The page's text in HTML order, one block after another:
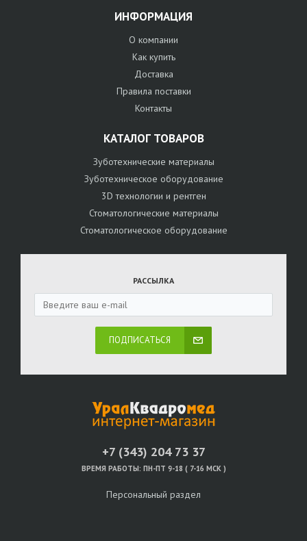
ИНФОРМАЦИЯ
О компании
Как купить
Доставка
Правила поставки
Контакты
КАТАЛОГ ТОВАРОВ
Зуботехнические материалы
Зуботехническое оборудование
3D технологии и рентген
Стоматологические материалы
Стоматологическое оборудование
РАССЫЛКА
ПОДПИСАТЬСЯ
+7 (343) 204 73 37
ВРЕМЯ РАБОТЫ: ПН-ПТ 9-18 ( 7-16 МСК )
Персональный раздел